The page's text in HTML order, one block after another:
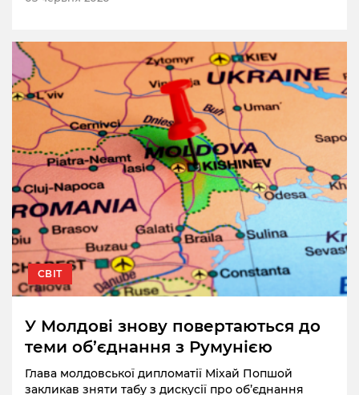
СВІТ
У Молдові знову повертаються до
теми об’єднання з Румунією
Глава молдовської дипломатії Міхай Попшой
закликав зняти табу з дискусії про об’єднання